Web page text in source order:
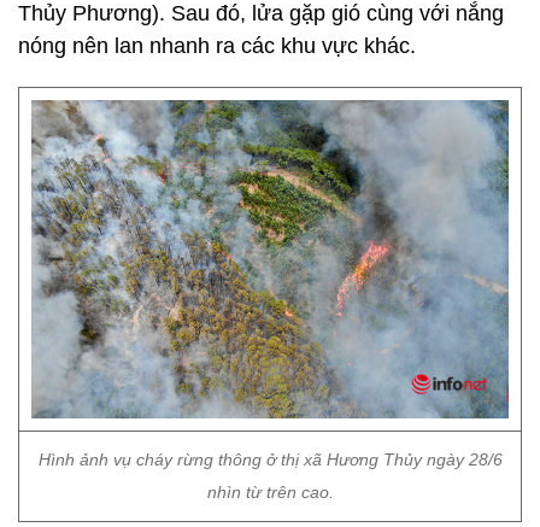
Thủy Phương). Sau đó, lửa gặp gió cùng với nắng
nóng nên lan nhanh ra các khu vực khác.
Hình ảnh vụ cháy rừng thông ở thị xã Hương Thủy ngày 28/6
nhìn từ trên cao.